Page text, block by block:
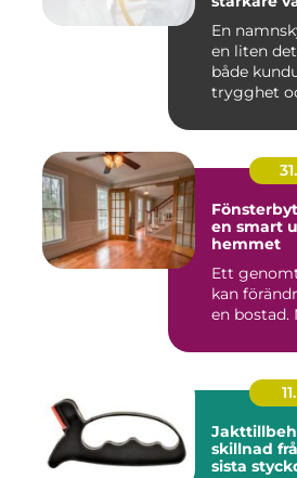
En
en liten
både
trygghet
en smart
hemmet
Ett
kan
en bostad.
skillnad från första skott till
sista